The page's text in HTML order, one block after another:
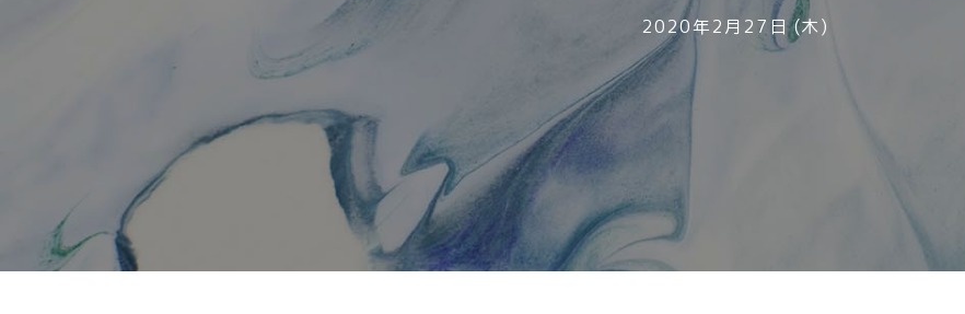
2020年2月27日 (木)